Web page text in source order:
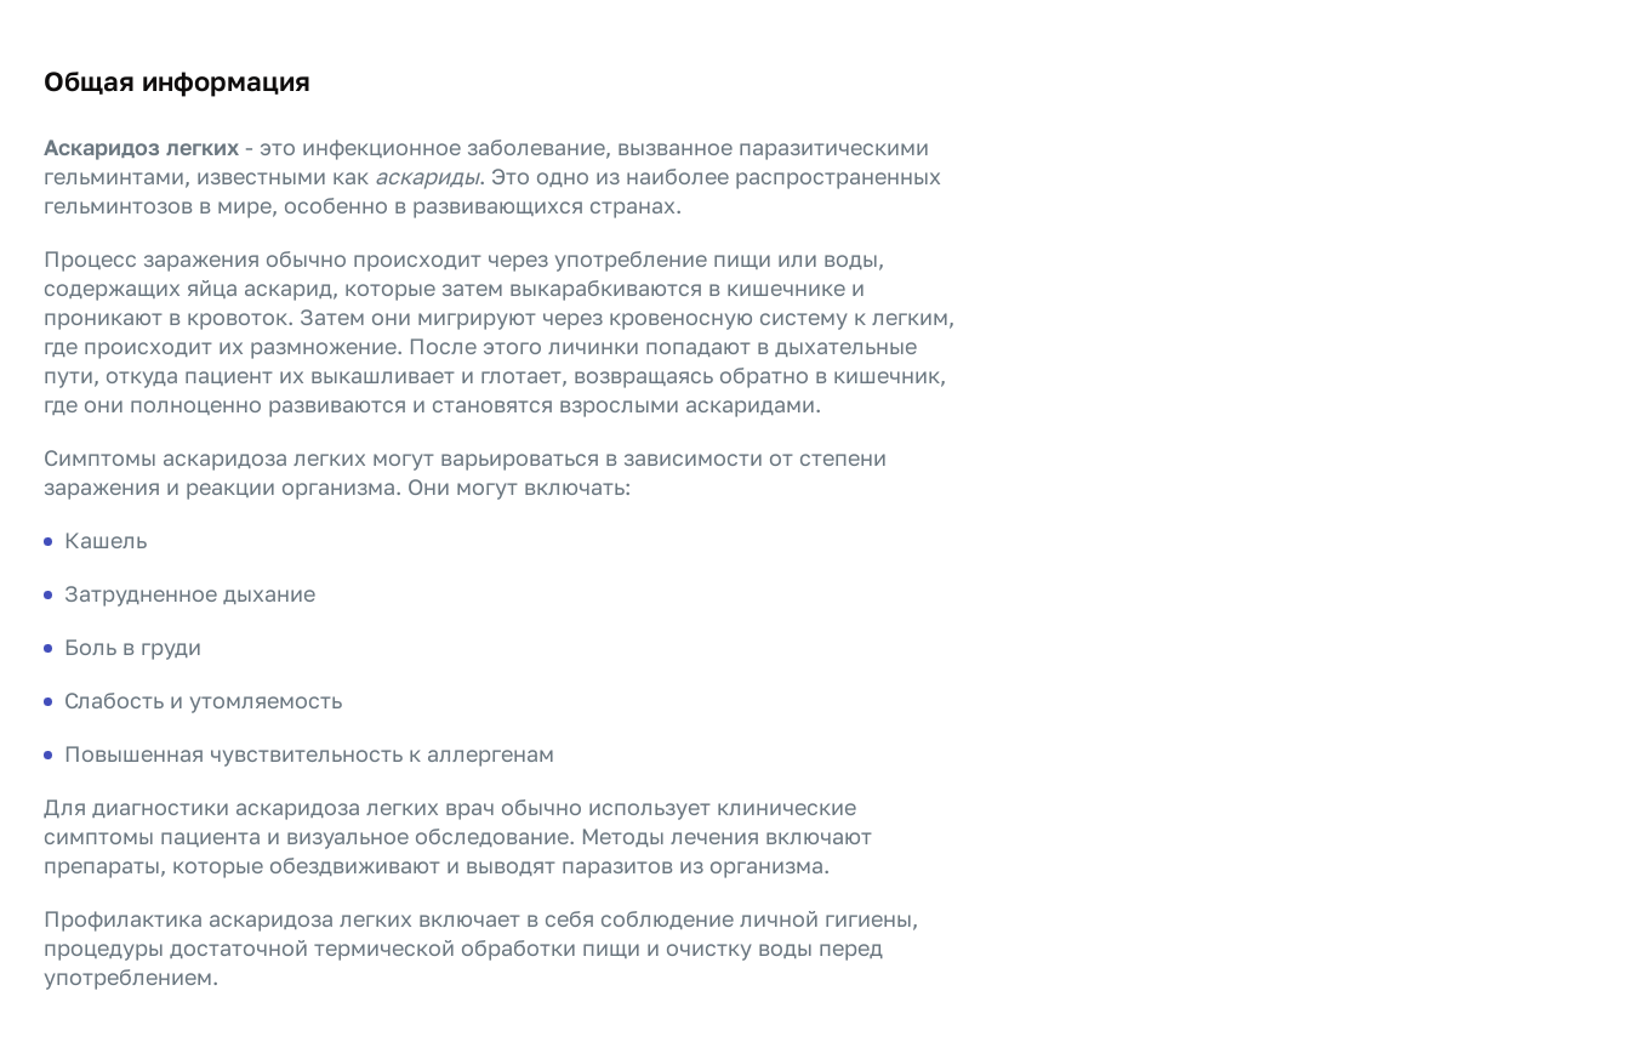
Общая информация
Аскаридоз легких - это инфекционное заболевание, вызванное паразитическими
гельминтами, известными как аскариды. Это одно из наиболее распространенных
гельминтозов в мире, особенно в развивающихся странах.
Процесс заражения обычно происходит через употребление пищи или воды,
содержащих яйца аскарид, которые затем выкарабкиваются в кишечнике и
проникают в кровоток. Затем они мигрируют через кровеносную систему к легким,
где происходит их размножение. После этого личинки попадают в дыхательные
пути, откуда пациент их выкашливает и глотает, возвращаясь обратно в кишечник,
где они полноценно развиваются и становятся взрослыми аскаридами.
Симптомы аскаридоза легких могут варьироваться в зависимости от степени
заражения и реакции организма. Они могут включать:
Кашель
Затрудненное дыхание
Боль в груди
Слабость и утомляемость
Повышенная чувствительность к аллергенам
Для диагностики аскаридоза легких врач обычно использует клинические
симптомы пациента и визуальное обследование. Методы лечения включают
препараты, которые обездвиживают и выводят паразитов из организма.
Профилактика аскаридоза легких включает в себя соблюдение личной гигиены,
процедуры достаточной термической обработки пищи и очистку воды перед
употреблением.